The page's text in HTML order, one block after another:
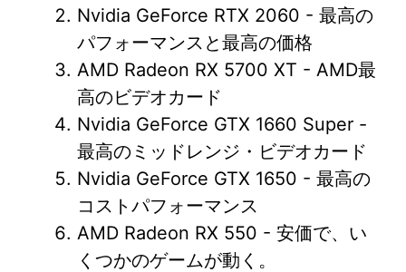
Nvidia GeForce RTX 2060 - 最高の
パフォーマンスと最高の価格
AMD Radeon RX 5700 XT - AMD最
高のビデオカード
Nvidia GeForce GTX 1660 Super -
最高のミッドレンジ・ビデオカード
Nvidia GeForce GTX 1650 - 最高の
コストパフォーマンス
AMD Radeon RX 550 - 安価で、い
くつかのゲームが動く。